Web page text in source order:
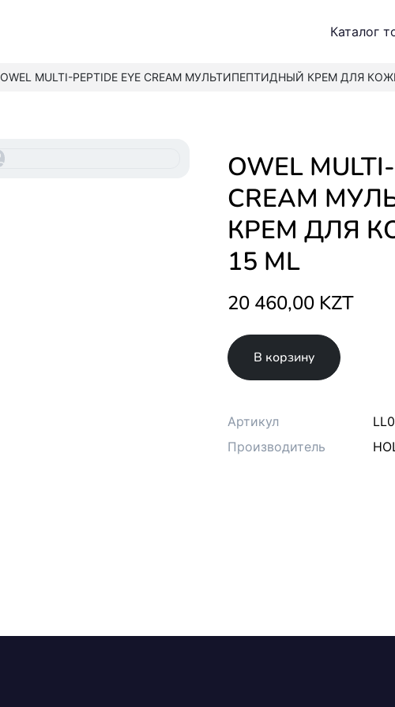
Каталог
OWEL MULTI-PEPTIDE EYE CREAM МУЛЬТИПЕПТИДНЫЙ КРЕМ ДЛЯ
OWEL MULTI-PEPTIDE EYE
CREAM
КРЕМ ДЛЯ
15 ML
20 460,00 KZT
В корзину
Артикул
Производитель